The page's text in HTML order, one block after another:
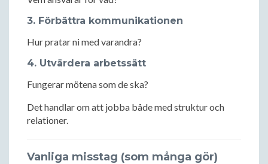
3. Förbättra kommunikationen
Hur pratar ni med varandra?
4. Utvärdera arbetssätt
Fungerar mötena som de ska?
Det handlar om att jobba både med struktur och
relationer.
Vanliga misstag (som många gör)